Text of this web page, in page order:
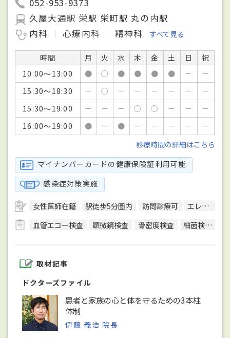
久屋大通駅 栄駅 栄町駅 丸の内駅
内科
心療内科 精神科 すべて見る
時間 月 火 水 木 金 土 日
祝
10:00～13:00
● ○ ● ● ● ● －
－
15:30～18:30
－ ○ － － － － －
－
15:30～19:00
－ － － ○ ○ － －
－
16:00～19:00
● － ● － － － －
－
診療時間の詳細はこちら
マイナンバーカードの健康保険証利用可能
感染症対策実施
女性医師在籍 駅徒歩5分圏内 訪問診療可
エレベーターあり
血管エコー検査
顕微鏡検査 骨密度検査 細菌検査
取材記事
ドクターズファイル
患者と家族の心と体を守るための3本柱
体制
伊藤 義浩 院長